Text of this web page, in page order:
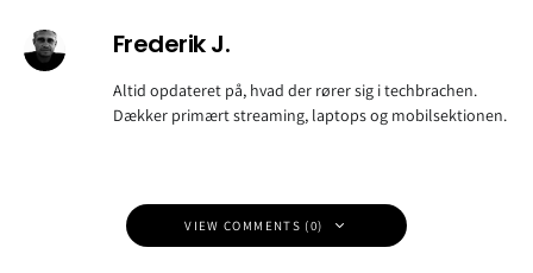
Frederik J.
Altid opdateret på, hvad der rører sig i techbrachen.
Dækker primært streaming, laptops og mobilsektionen.
VIEW COMMENTS (0)